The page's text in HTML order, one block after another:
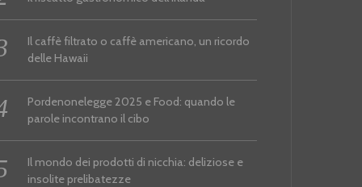
Il caffè filtrato o caffè americano, un ricordo
delle Hawaii
Pordenonelegge 2025 e Food: quando le
parole incontrano il cibo
Il mondo dei prodotti di nicchia: deliziose e
insolite prelibatezze